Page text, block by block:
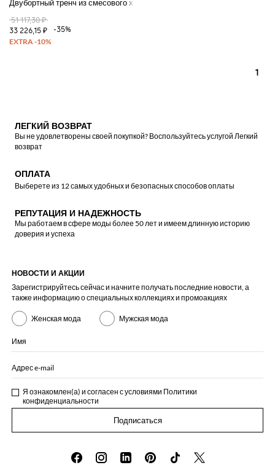
Двубортный тренч из смесового хлопка
51 117,30 ₽
33 226,15 ₽
-35%
1
ЛЕГКИЙ ВОЗВРАТ
Вы не удовлетворены своей покупкой? Воспользуйтесь услугой Легкий
возврат
ОПЛАТА
Выберете из 12 самых удобных и безопасных способов оплаты
РЕПУТАЦИЯ И НАДЕЖНОСТЬ
Мы работаем в сфере моды более 50 лет и имеем длинную историю
доверия и успеха
НОВОСТИ И АКЦИИ
Зарегистрируйтесь сейчас и начните получать последние новости, а
также информацию о специальных коллекциях и промоакциях
Женская мода Мужская мода
Имя
Адрес e-mail
Я ознакомлен(а) и согласен с условиями Политики
конфиденциальности
Подписаться